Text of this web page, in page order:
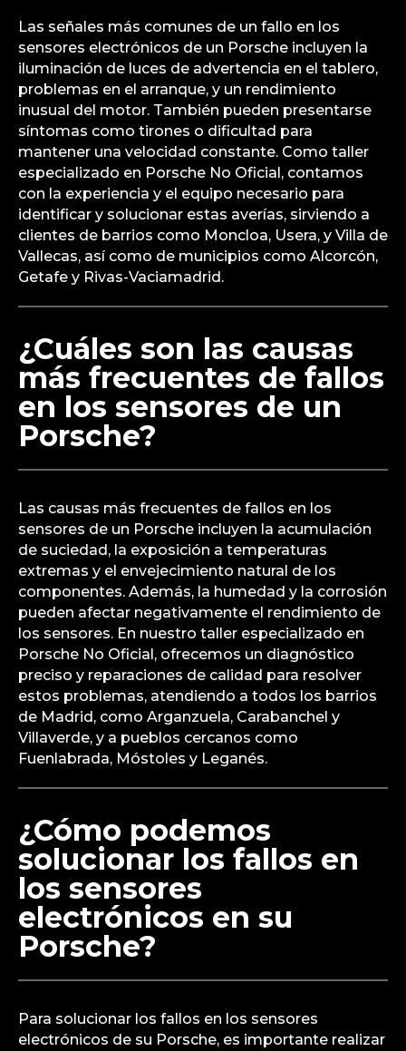
Las señales más comunes de un fallo en los
sensores electrónicos de un Porsche incluyen la
iluminación de luces de advertencia en el tablero,
problemas en el arranque, y un rendimiento
inusual del motor. También pueden presentarse
síntomas como tirones o dificultad para
mantener una velocidad constante. Como taller
especializado en Porsche No Oficial, contamos
con la experiencia y el equipo necesario para
identificar y solucionar estas averías, sirviendo a
clientes de barrios como Moncloa, Usera, y Villa de
Vallecas, así como de municipios como Alcorcón,
Getafe y Rivas-Vaciamadrid.
¿Cuáles son las causas
más frecuentes de fallos
en los sensores de un
Porsche?
Las causas más frecuentes de fallos en los
sensores de un Porsche incluyen la acumulación
de suciedad, la exposición a temperaturas
extremas y el envejecimiento natural de los
componentes. Además, la humedad y la corrosión
pueden afectar negativamente el rendimiento de
los sensores. En nuestro taller especializado en
Porsche No Oficial, ofrecemos un diagnóstico
preciso y reparaciones de calidad para resolver
estos problemas, atendiendo a todos los barrios
de Madrid, como Arganzuela, Carabanchel y
Villaverde, y a pueblos cercanos como
Fuenlabrada, Móstoles y Leganés.
¿Cómo podemos
solucionar los fallos en
los sensores
electrónicos en su
Porsche?
Para solucionar los fallos en los sensores
electrónicos de su Porsche, es importante realizar